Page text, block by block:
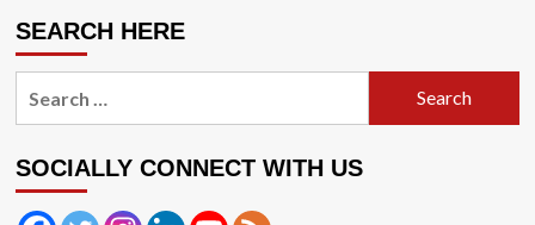
SEARCH HERE
SOCIALLY CONNECT WITH US